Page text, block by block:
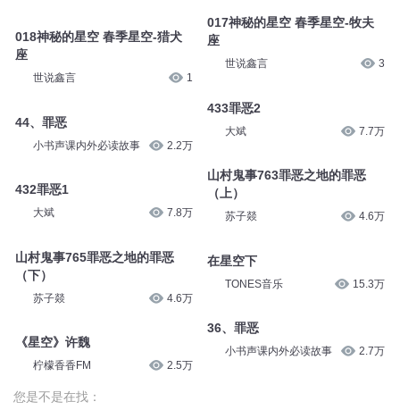
018神秘的星空 春季星空-猎犬
座
世说鑫言 1
44、罪恶
小书声课内外必读故事 2.2万
432罪恶1
大斌 7.8万
山村鬼事765罪恶之地的罪恶
（下）
苏子燚 4.6万
《星空》许魏
柠檬香香FM 2.5万
017神秘的星空 春季星空-牧夫
座
世说鑫言 3
433罪恶2
大斌 7.7万
山村鬼事763罪恶之地的罪恶
（上）
苏子燚 4.6万
在星空下
TONES音乐 15.3万
36、罪恶
小书声课内外必读故事 2.7万
您是不是在找：